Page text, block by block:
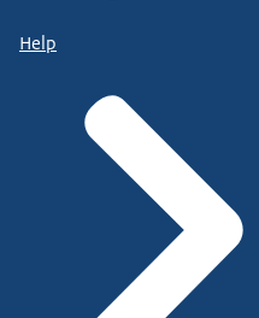
Help